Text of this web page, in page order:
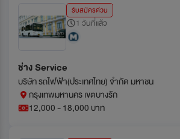
รับสมัครด่วน
1 วันที่แล้ว
ช่าง Service
บริษัท รถไฟฟ้า(ประเทศไทย) จำกัด มหาชน
กรุงเทพมหานคร เขตบางรัก
12,000 - 18,000 บาท